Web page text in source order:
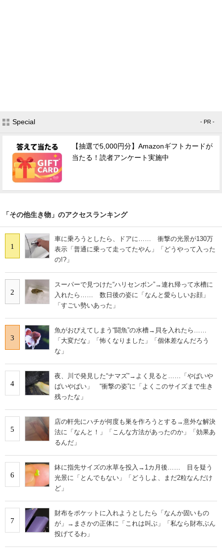
Special - PR -
【抽選で5,000円分】Amazonギフトカードが
当たる！読者アンケート実施中
「その他生き物」のアクセスランキング
1
車に乗ろうとしたら、ドアに…… 衝撃の光景が130万
表示「普通に乗って走ってたやん」「どうやって入った
の!?」
2
スーパーで見つけた“ハリセンボン”→連れ帰って水槽に
入れたら…… 数日後の姿に「なんと愛らしいお顔」
「すごい勢いあった」
3
魚がおびえてしまう“闘魚”の水槽→貝を入れたら……
「大変だな」「怖くなりました」「個体差なんだろう
な」
4
夜、川で発見した“ナマズ”→よく見ると……「やばいや
ばいやばい」 “衝撃の姿”に「よくこのサイズまで生き
残ったな」
5
店の軒先にハチが何度も巣を作ろうとする→意外な解決
法に「なんと！」「こんな方法があったのか」「効果あ
るんだ」
6
鉢に指先サイズの水草を投入→1カ月後…… 目を疑う
光景に「とんでもない」「どうしよ、まだ2粒なんだけ
ど」
7
財布をポケットに入れようとしたら「なんか固いもの
が」→まさかの正体に「これは叫ぶ」「私なら財布ぶん
投げてるわ」